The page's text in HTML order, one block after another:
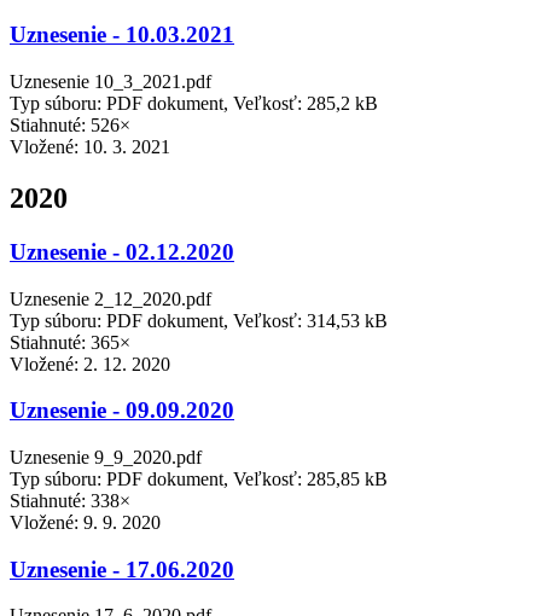
Uznesenie - 10.03.2021
Uznesenie 10_3_2021.pdf
Typ súboru: PDF dokument, Veľkosť: 285,2 kB
Stiahnuté: 526×
Vložené: 10. 3. 2021
2020
Uznesenie - 02.12.2020
Uznesenie 2_12_2020.pdf
Typ súboru: PDF dokument, Veľkosť: 314,53 kB
Stiahnuté: 365×
Vložené: 2. 12. 2020
Uznesenie - 09.09.2020
Uznesenie 9_9_2020.pdf
Typ súboru: PDF dokument, Veľkosť: 285,85 kB
Stiahnuté: 338×
Vložené: 9. 9. 2020
Uznesenie - 17.06.2020